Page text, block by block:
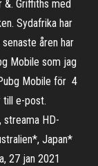
&. Griffiths med
Sydafrika har
åren har
Mobile som jag
Mobile för 4
till e-post.
HD-
Japan*
27 jan 2021